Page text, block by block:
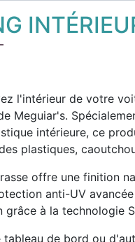
l'intérieur de votre
Meguiar's.
intérieure, ce
plastiques,
offre une finition
anti-UV
grâce à la technologie
de bord ou